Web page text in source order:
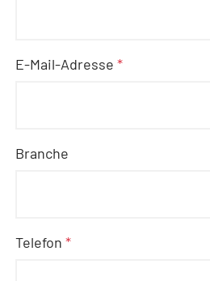
E-Mail-Adresse*
Branche
Telefon*